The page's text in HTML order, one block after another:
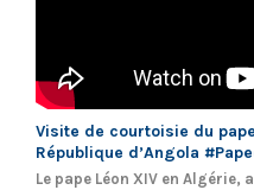
Visite de courtoisie du
République d’Angola
Le pape Léon XIV en Algérie,